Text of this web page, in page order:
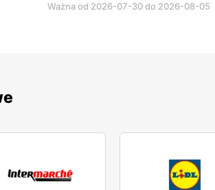
Ważna od 2026-07-30 do 2026-08-05